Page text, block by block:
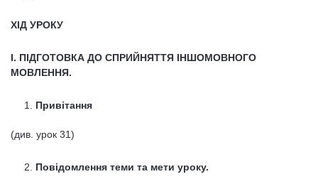
ХІД УРОКУ
І. ПІДГОТОВКА ДО СПРИЙНЯТТЯ ІНШОМОВНОГО
МОВЛЕННЯ.
Привітання
(див. урок 31)
Повідомлення теми та мети уроку.